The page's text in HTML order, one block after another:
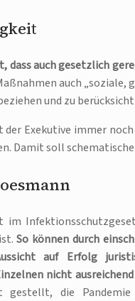
dass auch gesetzlich
auch
und zu
der Exekutive immer
Damit soll
im
So können durch
auf Erfolg
nicht
gestellt, die